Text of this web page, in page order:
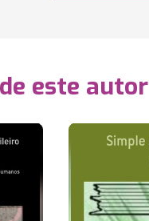
este autor